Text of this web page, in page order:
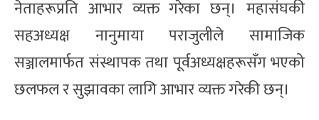
नेताहरूप्रति आभार व्यक्त गरेका छन्। महासंघकी
सहअध्यक्ष नानुमाया पराजुलीले सामाजिक
सञ्जालमार्फत संस्थापक तथा पूर्वअध्यक्षहरूसँग भएको
छलफल र सुझावका लागि आभार व्यक्त गरेकी छन्।